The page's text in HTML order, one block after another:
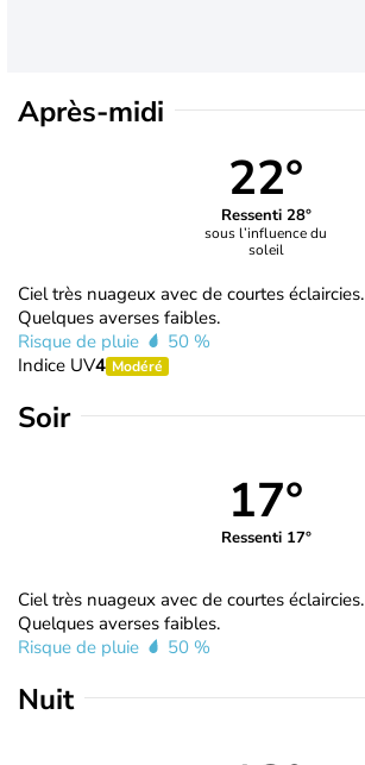
Après-midi
22°
Ressenti 28°
sous l’influence du
soleil
Ciel très nuageux avec de courtes éclaircies.
Quelques averses faibles.
Risque de pluie
50 %
Indice UV4 Modéré
Soir
17°
Ressenti 17°
Ciel très nuageux avec de courtes éclaircies.
Quelques averses faibles.
Risque de pluie
50 %
Nuit